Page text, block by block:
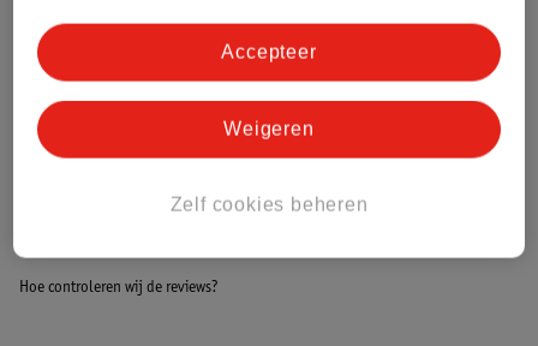
Bestel & Bezorginformatie
Hoe controleren wij de reviews?
Zelf cookies beheren
Weigeren
Accepteer